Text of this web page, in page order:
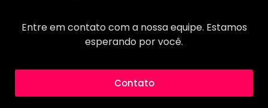
Entre em contato com a nossa equipe. Estamos
esperando por você.
Contato